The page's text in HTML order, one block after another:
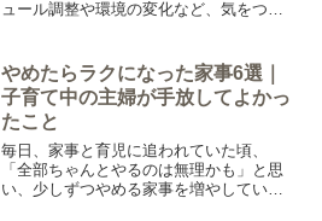
ュール調整や環境の変化など、気をつけ
越しをスムーズに進めるコツをご紹介し
ます。
やめたらラクになった家事6選｜
子育て中の主婦が手放してよかっ
たこと
毎日、家事と育児に追われていた頃、
「全部ちゃんとやるのは無理かも」と思
い、少しずつやめる家事を増やしていき